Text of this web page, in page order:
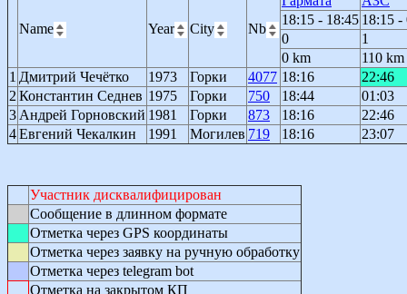
Name Year City Nb
18:15 - 18:45 18:15 -
0
1
0 km
110 km
1 Дмитрий Чечётко 1973 Горки 4077 18:16
22:46
2 Константин Седнев 1975 Горки 750 18:44
01:03
3 Андрей Горновский 1981 Горки 873 18:16
22:46
4Евгений Чекалкин 1991 Могилев 719 18:16 23:07
Участник дисквалифицирован
Сообщение в длинном формате
Отметка через GPS координаты
Отметка через заявку на ручную обработку
Отметка через telegram bot
Отметка на закрытом КП